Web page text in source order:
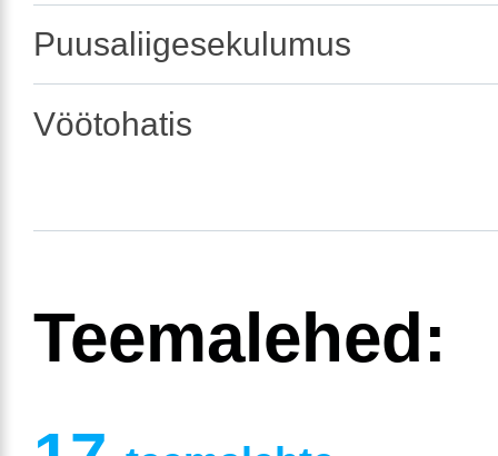
Puusaliigesekulumus
Vöötohatis
Teemalehed: